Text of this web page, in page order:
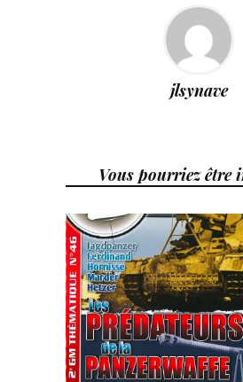
jlsynave
Vous pourriez être